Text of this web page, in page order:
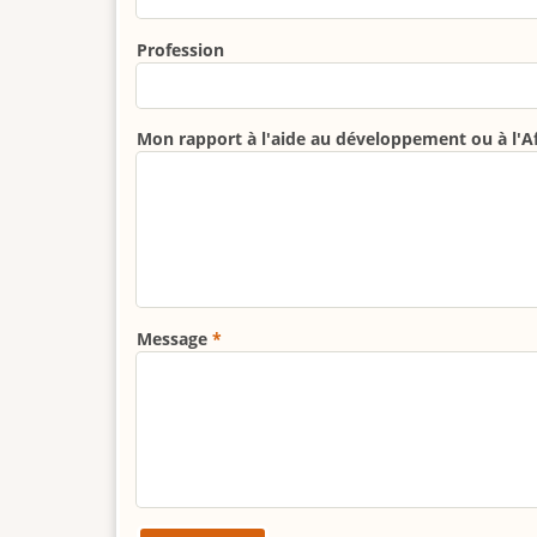
Profession
Mon rapport à l'aide au développement ou à
Message